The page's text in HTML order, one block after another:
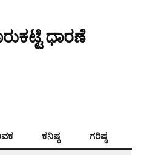
ಧಾರಣೆ
ಕನಿಷ್ಠ ಗರಿಷ್ಠ